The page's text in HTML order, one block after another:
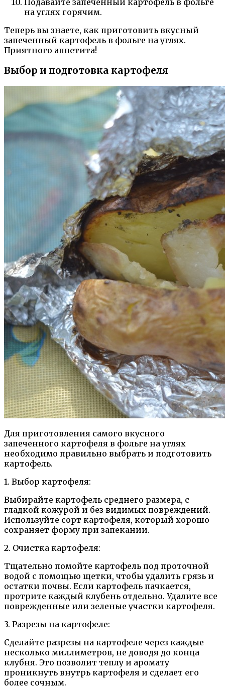
Подавайте запеченный картофель в фольге
на углях горячим.
Теперь вы знаете, как приготовить вкусный
запеченный картофель в фольге на углях.
Приятного аппетита!
Выбор и подготовка картофеля
Для приготовления самого вкусного
запеченного картофеля в фольге на углях
необходимо правильно выбрать и подготовить
картофель.
1. Выбор картофеля:
Выбирайте картофель среднего размера, с
гладкой кожурой и без видимых повреждений.
Используйте сорт картофеля, который хорошо
сохраняет форму при запекании.
2. Очистка картофеля:
Тщательно помойте картофель под проточной
водой с помощью щетки, чтобы удалить грязь и
остатки почвы. Если картофель пачкается,
протрите каждый клубень отдельно. Удалите все
поврежденные или зеленые участки картофеля.
3. Разрезы на картофеле:
Сделайте разрезы на картофеле через каждые
несколько миллиметров, не доводя до конца
клубня. Это позволит теплу и аромату
проникнуть внутрь картофеля и сделает его
более сочным.